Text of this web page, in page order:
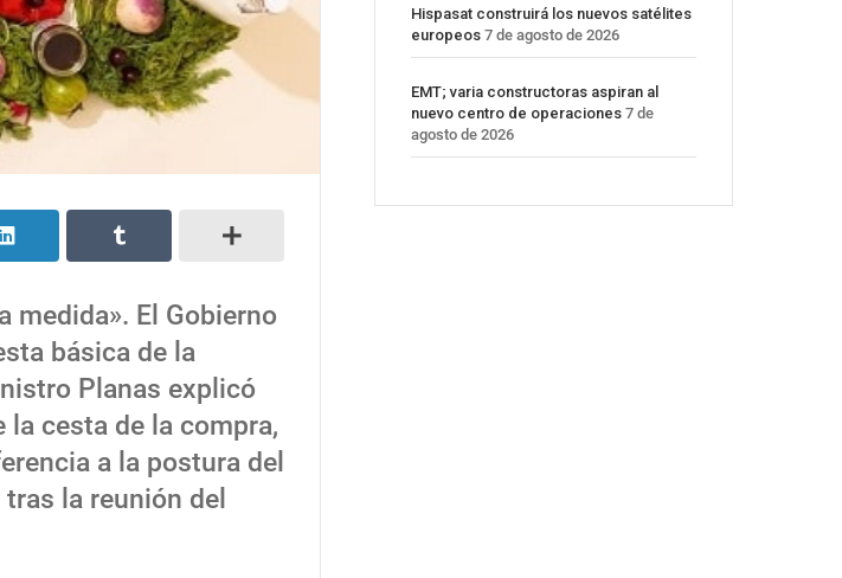
medida». El Gobierno
básica de la
Planas explicó
cesta de la compra,
a la postura del
la reunión del
Hispasat construirá los nuevos satélites
europeos 7 de agosto de 2026
EMT; varia constructoras aspiran al
nuevo centro de operaciones 7 de
agosto de 2026